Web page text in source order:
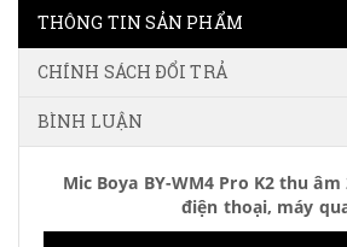
THÔNG TIN SẢN PHẨM
CHÍNH SÁCH ĐỔI TRẢ
BÌNH LUẬN
Mic Boya BY-WM4 Pro K2 thu
điện thoại, máy